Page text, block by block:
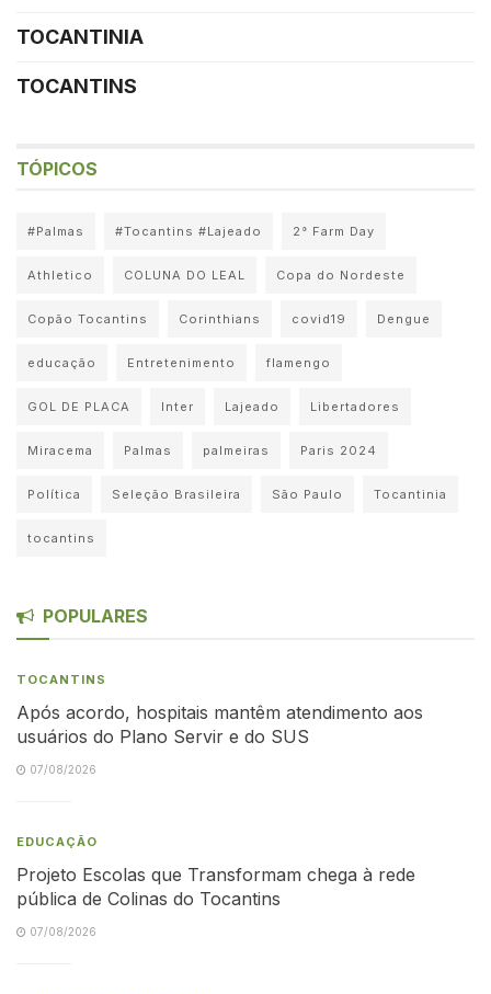
TOCANTINIA
TOCANTINS
TÓPICOS
#Palmas #Tocantins #Lajeado 2° Farm Day
Athletico COLUNA DO LEAL Copa do Nordeste
Copão Tocantins Corinthians covid19 Dengue
educação Entretenimento flamengo
GOL DE PLACA Inter Lajeado Libertadores
Miracema Palmas palmeiras Paris 2024
Política Seleção Brasileira São Paulo Tocantinia
tocantins
POPULARES
TOCANTINS
Após acordo, hospitais mantêm atendimento aos
usuários do Plano Servir e do SUS
07/08/2026
EDUCAÇÃO
Projeto Escolas que Transformam chega à rede
pública de Colinas do Tocantins
07/08/2026